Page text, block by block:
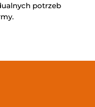
potrzeb